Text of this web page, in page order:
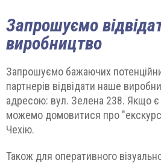
Запрошуємо
виробництво
Запрошуємо бажаючих
партнерів відвідати наше
адресою: вул. Зелена 238. Якщо є
можемо домовитися про
Чехію.
Також для оперативного